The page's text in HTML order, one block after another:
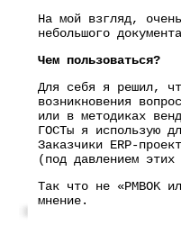
На мой взгляд,
небольшого
Чем пользоваться?
Для себя я решил,
возникновения
или в методиках
ГОСТы я использую
Заказчики ERP-
(под давлением
Так что не «PMBOK
мнение.